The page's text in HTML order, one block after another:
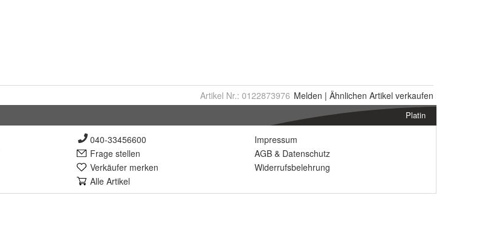
Artikel Nr.: 0122873976 Melden | Ähnlichen Artikel verkaufen
Platin
040-33456600
Frage stellen
Verkäufer merken
Alle Artikel
Impressum
AGB & Datenschutz
Widerrufsbelehrung